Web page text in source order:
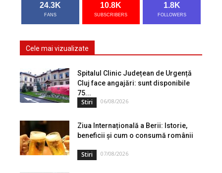
24.3K
FANS
10.8K
SUBSCRIBERS
1.8K
FOLLOWERS
Cele mai vizualizate
Spitalul Clinic Județean de Urgență
Cluj face angajări: sunt disponibile
75...
Stiri 06/08/2026
Ziua Internațională a Berii: Istorie,
beneficii și cum o consumă românii
Stiri 07/08/2026